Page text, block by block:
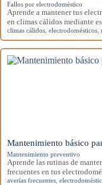
Fallos por electrodoméstico
Aprende a mantener tus
en climas cálidos mediante
climas cálidos electrodomésticos
Mantenimiento básico
Mantenimiento preventivo
Aprende las rutinas de
frecuentes en tus
averías frecuentes